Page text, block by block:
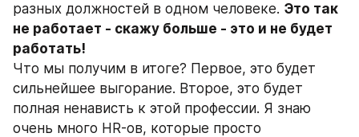
разных должностей в одном человеке. Это так
не работает - скажу больше - это и не будет
Что мы получим в итоге? Первое, это будет
сильнейшее выгорание. Второе, это будет
полная ненависть к этой профессии. Я знаю
очень много HR-ов, которые просто